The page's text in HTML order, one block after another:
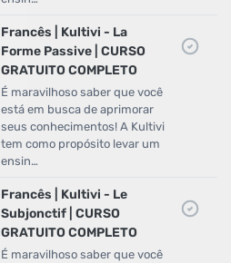
Francês | Kultivi - La
Forme Passive | CURSO
GRATUITO COMPLETO
É maravilhoso saber que você
está em busca de aprimorar
seus conhecimentos! A Kultivi
tem como propósito levar um
ensin…
Francês | Kultivi - Le
Subjonctif | CURSO
GRATUITO COMPLETO
É maravilhoso saber que você